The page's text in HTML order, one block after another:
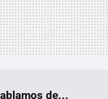
de...